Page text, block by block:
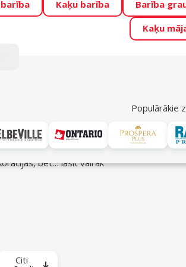
Visu mēnesi Dino Zoo piedāvā
Fotokonkurss “GADA ŪSAIŅI”!
barība Kaķu barība Barība
Kaķu
Populārākie
Akciju
bet…lasīt vairāk
Citi